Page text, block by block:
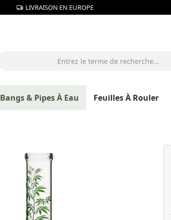
LIVRAISON EN EUROPE
Bangs & Pipes À Eau Feuilles À Rouler